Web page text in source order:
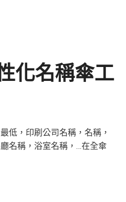
化名稱傘工
低，印刷公司名稱，名稱，
名稱，浴室名稱，…在全傘